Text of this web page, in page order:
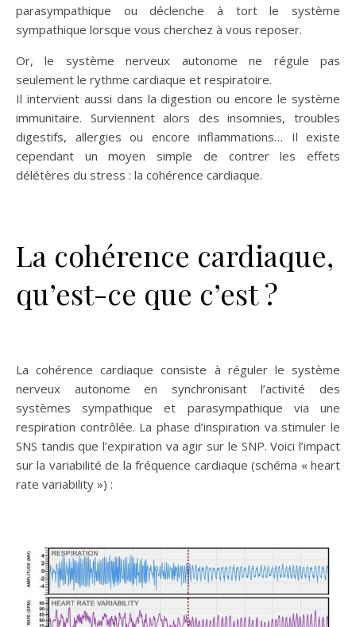
parasympathique ou déclenche à tort le système
sympathique lorsque vous cherchez à vous reposer.
Or, le système nerveux autonome ne régule pas
seulement le rythme cardiaque et respiratoire.
Il intervient aussi dans la digestion ou encore le système
immunitaire. Surviennent alors des insomnies, troubles
digestifs, allergies ou encore inflammations… Il existe
cependant un moyen simple de contrer les effets
délétères du stress : la cohérence cardiaque.
La cohérence cardiaque,
qu’est-ce que c’est ?
La cohérence cardiaque consiste à réguler le système
nerveux autonome en synchronisant l’activité des
systèmes sympathique et parasympathique via une
respiration contrôlée. La phase d’inspiration va stimuler le
SNS tandis que l’expiration va agir sur le SNP. Voici l’impact
sur la variabilité de la fréquence cardiaque (schéma « heart
rate variability ») :